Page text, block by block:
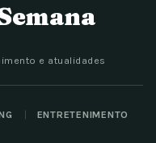
e atualidades
ENTRETENIMENTO